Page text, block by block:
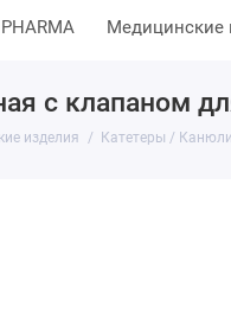
Медицинские
с клапаном
изделия Катетеры / Канюли